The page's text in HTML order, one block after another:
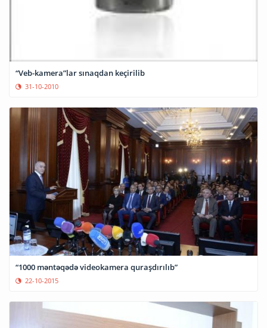
“Veb-kamera”lar sınaqdan keçirilib
31-10-2010
“1000 məntəqədə videokamera quraşdırılıb”
22-10-2015